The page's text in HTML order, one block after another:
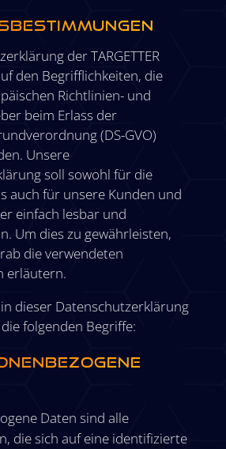
der TARGETTER
den Begrifflichkeiten, die
Richtlinien- und
beim Erlass der
(DS-GVO)
Unsere
soll sowohl für die
auch für unsere Kunden und
einfach lesbar und
Um dies zu gewährleisten,
die verwendeten
erläutern.
dieser Datenschutzerklärung
folgenden Begriffe:
Daten sind alle
die sich auf eine identifizierte